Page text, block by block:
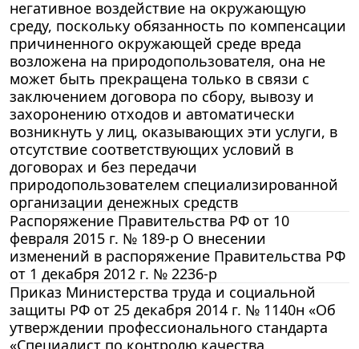
негативное воздействие на окружающую
среду, поскольку обязанность по компенсации
причиненного окружающей среде вреда
возложена на природопользователя, она не
может быть прекращена только в связи с
заключением договора по сбору, вывозу и
захоронению отходов и автоматически
возникнуть у лиц, оказывающих эти услуги, в
отсутствие соответствующих условий в
договорах и без передачи
природопользователем специализированной
организации денежных средств
Распоряжение Правительства РФ от 10
февраля 2015 г. № 189-р О внесении
изменений в распоряжение Правительства РФ
от 1 декабря 2012 г. № 2236-р
Приказ Министерства труда и социальной
защиты РФ от 25 декабря 2014 г. № 1140н «Об
утверждении профессионального стандарта